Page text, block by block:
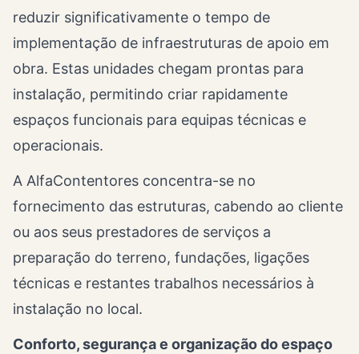
reduzir significativamente o tempo de
implementação de infraestruturas de apoio em
obra. Estas unidades chegam prontas para
instalação, permitindo criar rapidamente
espaços funcionais para equipas técnicas e
operacionais.
A AlfaContentores concentra-se no
fornecimento das estruturas, cabendo ao cliente
ou aos seus prestadores de serviços a
preparação do terreno, fundações, ligações
técnicas e restantes trabalhos necessários à
instalação no local.
Conforto, segurança e organização do espaço